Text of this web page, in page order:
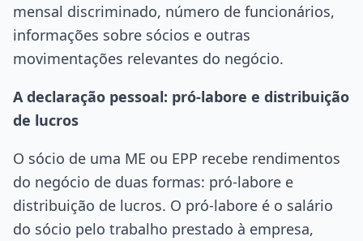
mensal discriminado, número de funcionários,
informações sobre sócios e outras
movimentações relevantes do negócio.
A declaração pessoal: pró-labore e distribuição
de lucros
O sócio de uma ME ou EPP recebe rendimentos
do negócio de duas formas: pró-labore e
distribuição de lucros. O pró-labore é o salário
do sócio pelo trabalho prestado à empresa,